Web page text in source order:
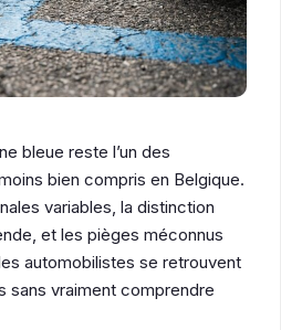
bleue reste l’un des
bien compris en Belgique.
variables, la distinction
et les pièges méconnus
automobilistes se retrouvent
sans vraiment comprendre